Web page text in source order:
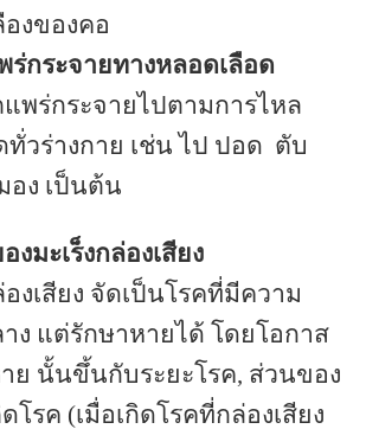
องของคอ
ร่กระจายทางหลอดเลือด
แพร่กระจายไปตามการไหล
ทั่วร่างกาย เช่น ไป ปอด ตับ
อง เป็นต้น
มะเร็งกล่องเสียง
องเสียง จัดเป็นโรคที่มีความ
ง แต่รักษาหายได้ โดยโอกาส
ย นั้นขึ้นกับระยะโรค, ส่วนของ
โรค (เมื่อเกิดโรคที่กล่องเสียง